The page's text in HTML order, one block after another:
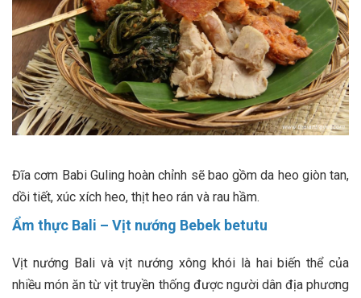
Đĩa cơm Babi Guling hoàn chỉnh sẽ bao gồm da heo giòn tan,
dồi tiết, xúc xích heo, thịt heo rán và rau hầm.
Ẩm thực Bali – Vịt nướng Bebek betutu
Vịt nướng Bali và vịt nướng xông khói là hai biến thể của
nhiều món ăn từ vịt truyền thống được người dân địa phương